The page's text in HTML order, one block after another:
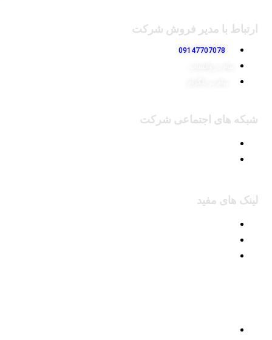
ارتباط با مدیر فروش شرکت
09147707078
شبکه های اجتماعی شرکت
لینک های مفید